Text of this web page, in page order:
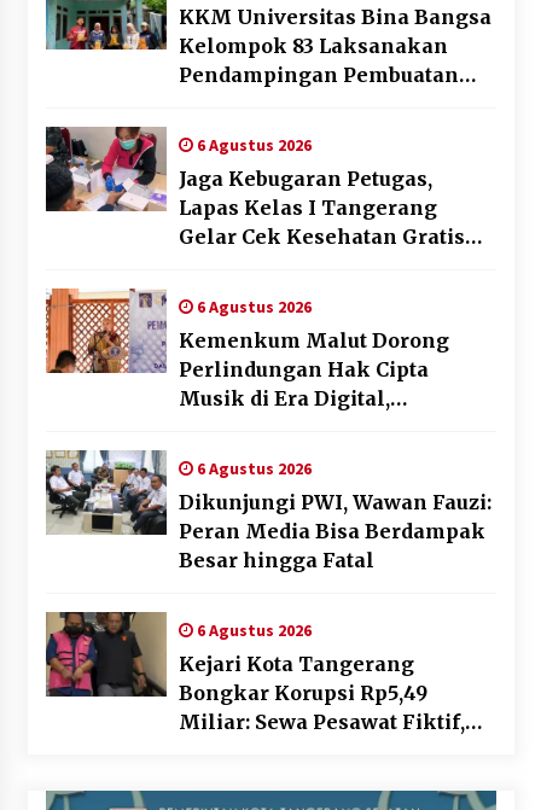
KKM Universitas Bina Bangsa
Kelompok 83 Laksanakan
Pendampingan Pembuatan
Memperkuat Pemasaran
UMKM di Desa Cempaka
6 Agustus 2026
Jaga Kebugaran Petugas,
Lapas Kelas I Tangerang
Gelar Cek Kesehatan Gratis
6 Agustus 2026
Kemenkum Malut Dorong
Perlindungan Hak Cipta
Musik di Era Digital,
Gratis dan Penguatan Royalti
6 Agustus 2026
Dikunjungi PWI, Wawan Fauzi:
Peran Media Bisa Berdampak
Besar hingga Fatal
6 Agustus 2026
Kejari Kota Tangerang
Bongkar Korupsi Rp5,49
Miliar: Sewa Pesawat Fiktif,